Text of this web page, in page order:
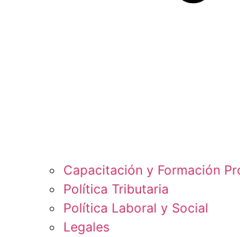
Capacitación y Formación
Política Tributaria
Política Laboral y Social
Legales